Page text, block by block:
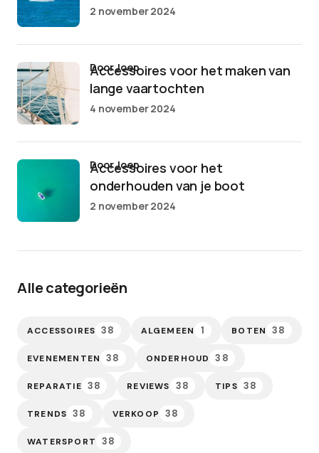
2 november 2024
Accessoires voor het maken van
lange vaartochten
door Joep
4 november 2024
Accessoires voor het
onderhouden van je boot
door Joep
2 november 2024
Alle categorieën
ACCESSOIRES 38 ALGEMEEN 1 BOTEN 38
EVENEMENTEN 38 ONDERHOUD 38
REPARATIE 38 REVIEWS 38 TIPS 38
TRENDS 38 VERKOOP 38
WATERSPORT 38